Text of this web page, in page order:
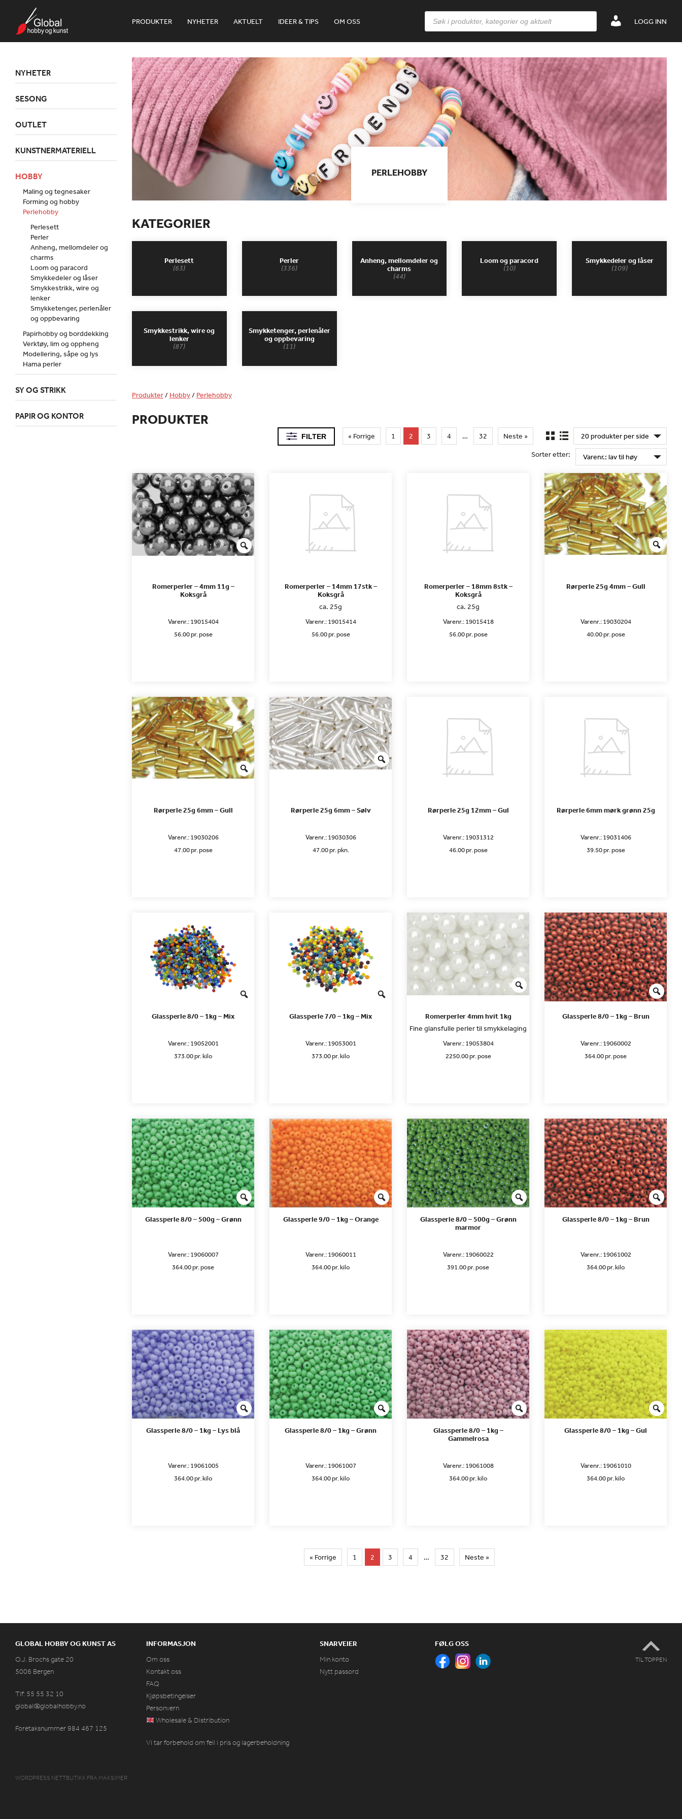
PRODUKTER NYHETER AKTUELT IDEER & TIPS OM OSS LOGG INN
Products
search
PERLEHOBBY
KATEGORIER
Perlesett
(63)
Perler
(336)
Anheng, mellomdeler og
charms
(44)
Loom og paracord
(10)
Smykkedeler og låser
(109)
Smykkestrikk, wire og
lenker
(87)
Smykketenger, perlenåler
og oppbevaring
(11)
Produkter/ Hobby/ Perlehobby
PRODUKTER
FILTER « Forrige 1 2 3 4 … 32
Neste »
Sorter etter:
Romerperler – 4mm 11g –
Koksgrå
Varenr.:19015404
56.00 pr. pose
Romerperler – 14mm 17stk –
Koksgrå
ca. 25g
Varenr.:19015414
56.00 pr. pose
Romerperler – 18mm 8stk –
Koksgrå
ca. 25g
Varenr.:19015418
56.00 pr. pose
Rørperle 25g 4mm – Gull
Varenr.:19030204
40.00 pr. pose
Rørperle 25g 6mm – Gull
Varenr.:19030206
47.00 pr. pose
Rørperle 25g 6mm – Sølv
Varenr.:19030306
47.00 pr. pkn.
Rørperle 25g 12mm – Gul
Varenr.:19031312
46.00 pr. pose
Rørperle 6mm mørk grønn 25g
Varenr.:19031406
39.50 pr. pose
Glassperle 8/0 – 1kg – Mix
Varenr.:19052001
373.00 pr. kilo
Glassperle 7/0 – 1kg – Mix
Varenr.:19053001
373.00 pr. kilo
Romerperler 4mm hvit 1kg
Fine glansfulle perler til smykkelaging
Varenr.:19053804
2250.00 pr. pose
Glassperle 8/0 – 1kg – Brun
Varenr.:19060002
364.00 pr. pose
Glassperle 8/0 – 500g – Grønn
Varenr.:19060007
364.00 pr. pose
Glassperle 9/0 – 1kg – Orange
Varenr.:19060011
364.00 pr. kilo
Glassperle 8/0 – 500g – Grønn
marmor
Varenr.:19060022
391.00 pr. pose
Glassperle 8/0 – 1kg – Brun
Varenr.:19061002
364.00 pr. kilo
Glassperle 8/0 – 1kg – Lys blå
Varenr.:19061005
364.00 pr. kilo
Glassperle 8/0 – 1kg – Grønn
Varenr.:19061007
364.00 pr. kilo
Glassperle 8/0 – 1kg –
Gammelrosa
Varenr.:19061008
364.00 pr. kilo
Glassperle 8/0 – 1kg – Gul
Varenr.:19061010
364.00 pr. kilo
« Forrige 1 2 3 4 … 32 Neste »
NYHETER
SESONG
OUTLET
KUNSTNERMATERIELL
HOBBY
Maling og tegnesaker
Forming og hobby
Perlehobby
Perlesett
Perler
Anheng, mellomdeler og
charms
Loom og paracord
Smykkedeler og låser
Smykkestrikk, wire og
lenker
Smykketenger, perlenåler
og oppbevaring
Papirhobby og borddekking
Verktøy, lim og oppheng
Modellering, såpe og lys
Hama perler
SY OG STRIKK
PAPIR OG KONTOR
GLOBAL HOBBY OG KUNST AS
O.J. Brochs gate 20
5006 Bergen
Tlf: 55 55 32 10
global@globalhobby.no
Foretaksnummer 984 467 125
INFORMASJON
Om oss
Kontakt oss
FAQ
Kjøpsbetingelser
Personvern
Wholesale & Distribution
Vi tar forbehold om feil i pris og lagerbeholdning
SNARVEIER
Min konto
Nytt passord
FØLG OSS
TIL TOPPEN
WORDPRESS NETTBUTIKK FRA MAKSIMER